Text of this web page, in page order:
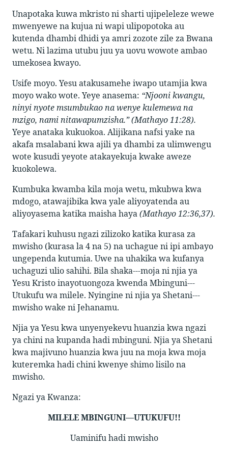
Unapotaka kuwa mkristo ni sharti ujipeleleze wewe
mwenyewe na kujua ni wapi ulipopotoka au
kutenda dhambi dhidi ya amri zozote zile za Bwana
wetu. Ni lazima utubu juu ya uovu wowote ambao
umekosea kwayo.
Usife moyo. Yesu atakusamehe iwapo utamjia kwa
moyo wako wote. Yeye anasema: “Njooni kwangu,
ninyi nyote msumbukao na wenye kulemewa na
mzigo, nami nitawapumzisha.” (Mathayo 11:28).
Yeye anataka kukuokoa. Alijikana nafsi yake na
akafa msalabani kwa ajili ya dhambi za ulimwengu
wote kusudi yeyote atakayekuja kwake aweze
kuokolewa.
Kumbuka kwamba kila moja wetu, mkubwa kwa
mdogo, atawajibika kwa yale aliyoyatenda au
aliyoyasema katika maisha haya(Mathayo 12:36,37).
Tafakari kuhusu ngazi zilizoko katika kurasa za
mwisho (kurasa la 4 na 5) na uchague ni ipi ambayo
ungependa kutumia. Uwe na uhakika wa kufanya
uchaguzi ulio sahihi. Bila shaka---moja ni njia ya
Yesu Kristo inayotuongoza kwenda Mbinguni---
Utukufu wa milele. Nyingine ni njia ya Shetani---
mwisho wake ni Jehanamu.
Njia ya Yesu kwa unyenyekevu huanzia kwa ngazi
ya chini na kupanda hadi mbinguni. Njia ya Shetani
kwa majivuno huanzia kwa juu na moja kwa moja
kuteremka hadi chini kwenye shimo lisilo na
mwisho.
Ngazi ya Kwanza:
MILELE MBINGUNI—UTUKUFU!!
Uaminifu hadi mwisho